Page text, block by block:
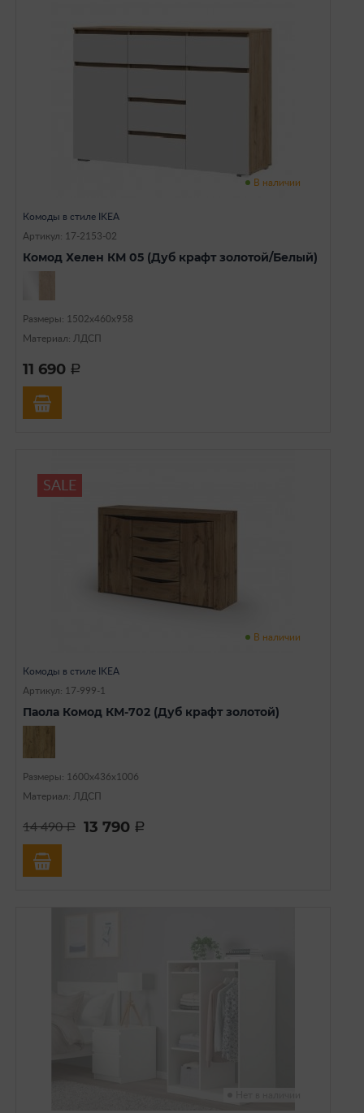
В наличии
Комоды в стиле IKEA
Артикул: 17-2153-02
Комод Хелен КМ 05 (Дуб крафт золотой/Белый)
Размеры: 1502х460х958
Материал: ЛДСП
11 690 a
SALE
В наличии
Комоды в стиле IKEA
Артикул: 17-999-1
Паола Комод КМ-702 (Дуб крафт золотой)
Размеры: 1600х436х1006
Материал: ЛДСП
14 490a 13 790 a